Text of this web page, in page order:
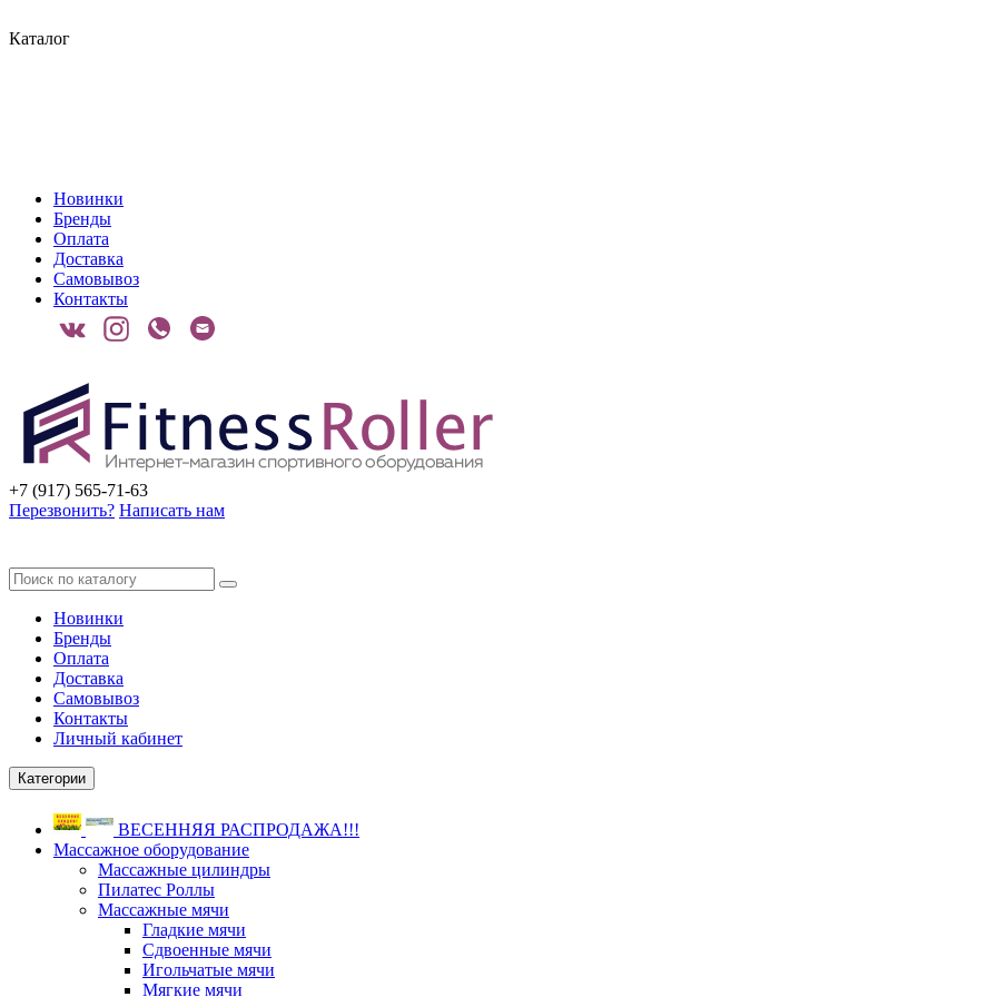
Каталог
Новинки
Бренды
Оплата
Доставка
Самовывоз
Контакты
+7 (917) 565-71-63
Перезвонить? Написать нам
Новинки
Бренды
Оплата
Доставка
Самовывоз
Контакты
Личный кабинет
Категории
ВЕСЕННЯЯ РАСПРОДАЖА!!!
Массажное оборудование
Массажные цилиндры
Пилатес Роллы
Массажные мячи
Гладкие мячи
Сдвоенные мячи
Игольчатые мячи
Мягкие мячи